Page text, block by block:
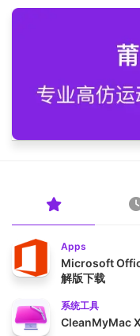
Apps
Microsoft
解版下载
系统工具
CleanMyMac